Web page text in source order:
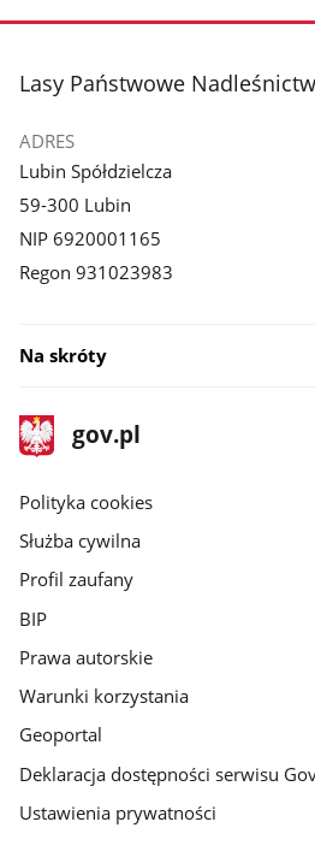
stopka
Lasy Państwowe
ADRES
Lubin Spółdzielcza
59-300 Lubin
NIP 6920001165
Regon 931023983
Na skróty
stopka
gov.pl
Strona
gov.pl
gov.pl
Polityka cookies
Służba cywilna
Profil zaufany
BIP
Prawa autorskie
Warunki korzystania
Geoportal
Deklaracja dostępności serwisu
Ustawienia prywatności